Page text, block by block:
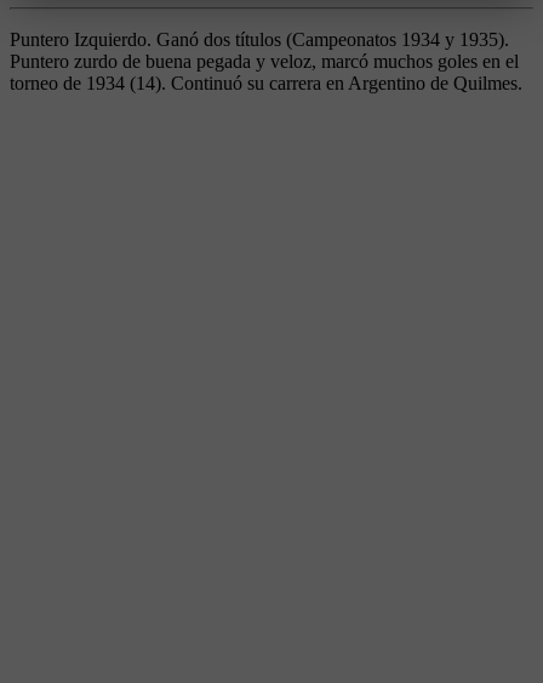
Puntero Izquierdo. Ganó dos títulos (Campeonatos 1934 y 1935).
Puntero zurdo de buena pegada y veloz, marcó muchos goles en el
torneo de 1934 (14). Continuó su carrera en Argentino de Quilmes.